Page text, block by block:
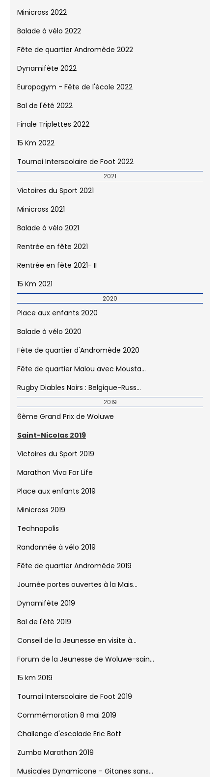
Minicross 2022
Balade à vélo 2022
Fête de quartier Andromède 2022
Dynamifête 2022
Europagym - Fête de l'école 2022
Bal de l'été 2022
Finale Triplettes 2022
15 Km 2022
Tournoi Interscolaire de Foot 2022
2021
Victoires du Sport 2021
Minicross 2021
Balade à vélo 2021
Rentrée en fête 2021
Rentrée en fête 2021- II
15 Km 2021
2020
Place aux enfants 2020
Balade à vélo 2020
Fête de quartier d'Andromède 2020
Fête de quartier Malou avec Mousta...
Rugby Diables Noirs : Belgique-Russ...
2019
6ème Grand Prix de Woluwe
Saint-Nicolas 2019
Victoires du Sport 2019
Marathon Viva For Life
Place aux enfants 2019
Minicross 2019
Technopolis
Randonnée à vélo 2019
Fête de quartier Andromède 2019
Journée portes ouvertes à la Mais...
Dynamifête 2019
Bal de l'été 2019
Conseil de la Jeunesse en visite à...
Forum de la Jeunesse de Woluwe-sain...
15 km 2019
Tournoi Interscolaire de Foot 2019
Commémoration 8 mai 2019
Challenge d'escalade Eric Bott
Zumba Marathon 2019
Musicales Dynamicone - Gitanes sans...